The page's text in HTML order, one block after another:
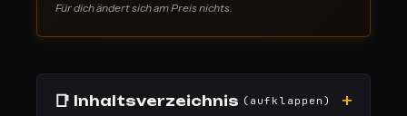
Für dich ändert sich am Preis nichts.
📑 Inhaltsverzeichnis (aufklappen)